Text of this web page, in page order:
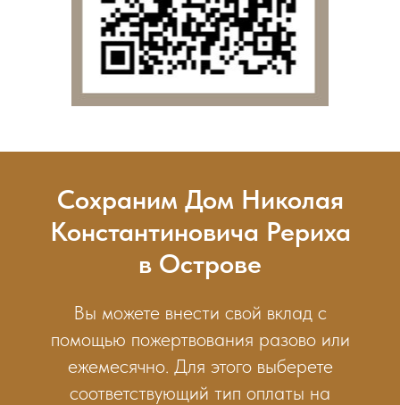
Сохраним Дом Николая
Константиновича Рериха
в Острове
Вы можете внести свой вклад с
помощью пожертвования разово или
ежемесячно. Для этого выберете
соответствующий тип оплаты на